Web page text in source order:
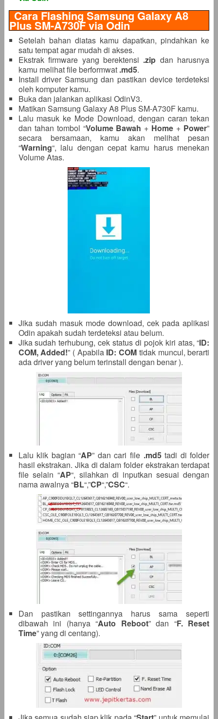
Cara Flashing Samsung Galaxy A8
Plus SM-A730F via Odin
Setelah bahan diatas kamu dapatkan, pindahkan ke
satu tempat agar mudah di akses.
Ekstrak firmware yang berektensi .zip dan harusnya
kamu melihat file berformwat .md5.
Install driver Samsung dan pastikan device terdeteksi
oleh komputer kamu.
Buka dan jalankan aplikasi OdinV3.
Matikan Samsung Galaxy A8 Plus SM-A730F kamu.
Lalu masuk ke Mode Download, dengan caran tekan
dan tahan tombol “Volume Bawah + Home + Power”
secara bersamaan, kamu akan melihat pesan
“Warning“, lalu dengan cepat kamu harus menekan
Volume Atas.
Jika sudah masuk mode download, cek pada aplikasi
Odin apakah sudah terdeteksi atau belum.
Jika sudah terhubung, cek status di pojok kiri atas, “ID:
COM, Added!” ( ApabilaID: COM tidak muncul, berarti
ada driver yang belum terinstall dengan benar ).
Lalu klik bagian “AP” dan cari file .md5tadi di folder
hasil ekstrakan. Jika di dalam folder ekstrakan terdapat
file selain “AP“, silahkan di inputkan sesuai dengan
nama awalnya “BL“,”CP“,”CSC“.
Dan pastikan settingannya harus sama seperti
dibawah ini (hanya “Auto Reboot” dan “F. Reset
Time” yang di centang).